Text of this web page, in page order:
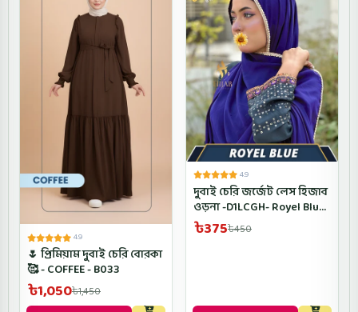
4.9
🌷 প্রিমিয়াম দুবাই চেরি বোরকা
🥰 - COFFEE - B033
৳1,050৳1,450
4.9
দুবাই চেরি জর্জেট লেস হিজাব
ওড়না -D1LCGH- Royel Blue
Color
৳375৳450